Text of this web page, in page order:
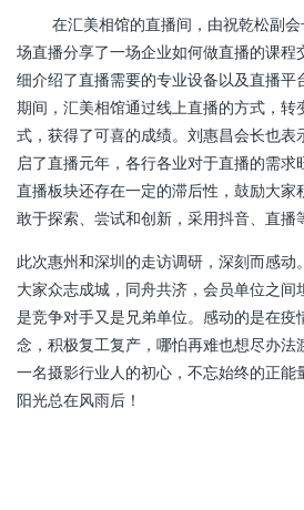
在汇美相馆的直播间，由祝乾松副会
场直播分享了一场企业如何做直播的课程
细介绍了直播需要的专业设备以及直播平
期间，汇美相馆通过线上直播的方式，转
式，获得了可喜的成绩。刘惠昌会长也表
启了直播元年，各行各业对于直播的需求
直播板块还存在一定的滞后性，鼓励大家
敢于探索、尝试和创新，采用抖音、直播
此次惠州和深圳的走访调研，深刻而感动
大家众志成城，同舟共济，会员单位之间
是竞争对手又是兄弟单位。感动的是在疫
念，积极复工复产，哪怕再难也想尽办法
一名摄影行业人的初心，不忘始终的正能
阳光总在风雨后！
协会